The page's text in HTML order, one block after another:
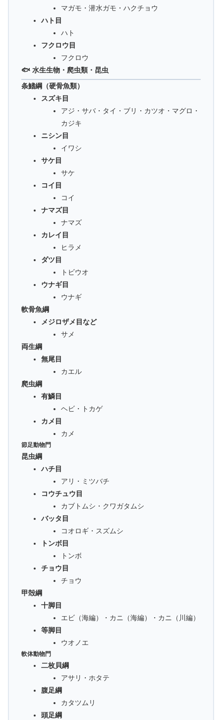
マガモ・潜水ガモ・ハクチョウ
ハト目
ハト
フクロウ目
フクロウ
🐟 水生生物・爬虫類・昆虫
条鰭綱（硬骨魚類）
スズキ目
アジ・サバ・タイ・ブリ・カツオ・マグロ・
カジキ
ニシン目
イワシ
サケ目
サケ
コイ目
コイ
ナマズ目
ナマズ
カレイ目
ヒラメ
ダツ目
トビウオ
ウナギ目
ウナギ
軟骨魚綱
メジロザメ目など
サメ
両生綱
無尾目
カエル
爬虫綱
有鱗目
ヘビ・トカゲ
カメ目
カメ
節足動物門
昆虫綱
ハチ目
アリ・ミツバチ
コウチュウ目
カブトムシ・クワガタムシ
バッタ目
コオロギ・スズムシ
トンボ目
トンボ
チョウ目
チョウ
甲殻綱
十脚目
エビ（海編）・カニ（海編）・カニ（川編）
等脚目
ウオノエ
軟体動物門
二枚貝綱
アサリ・ホタテ
腹足綱
カタツムリ
頭足綱